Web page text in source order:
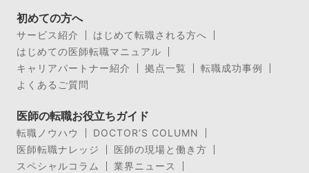
初めての方へ
サービス紹介
はじめて転職される方へ
はじめての医師転職マニュアル
キャリアパートナー紹介
拠点一覧
転職成功事例
よくあるご質問
医師の転職お役立ちガイド
転職ノウハウ
DOCTOR’S COLUMN
医師転職ナレッジ
医師の現場と働き方
スペシャルコラム
業界ニュース